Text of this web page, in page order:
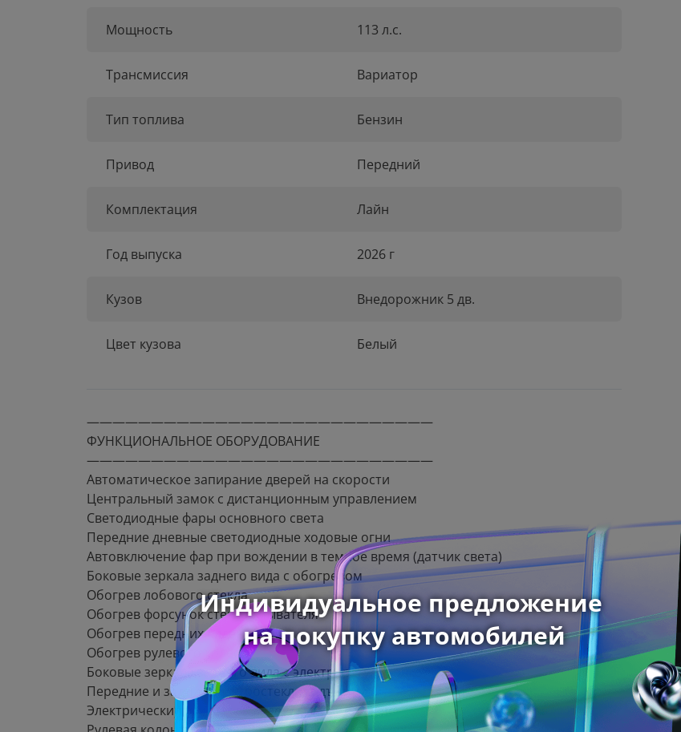
Мощность 113 л.с.
Трансмиссия Вариатор
Тип топлива Бензин
Привод Передний
Комплектация Лайн
Год выпуска 2026 г
Кузов Внедорожник 5 дв.
Цвет кузова Белый
———————————————————————————
ФУНКЦИОНАЛЬНОЕ ОБОРУДОВАНИЕ
———————————————————————————
Автоматическое запирание дверей на скорости
Центральный замок с дистанционным управлением
Светодиодные фары основного света
Передние дневные светодиодные ходовые огни
Автовключение фар при вождении в темное время (датчик света)
Боковые зеркала заднего вида с обогревом
Обогрев лобового стекла
Обогрев форсунок стеклоомывателя
Обогрев передних сидений
Обогрев рулевого колеса
Боковые зеркала заднего вида с электрорегулировкой
Передние и задние электростеклоподъемники
Электрический усилитель рулевого управления